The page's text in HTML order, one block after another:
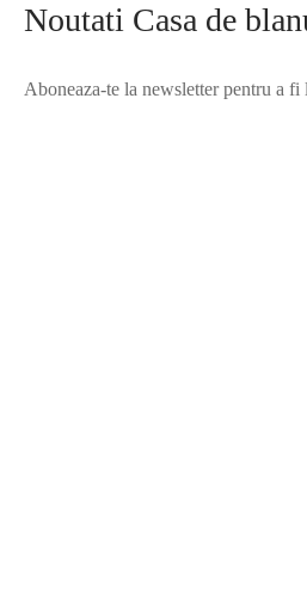
Noutati Casa de
Aboneaza-te la newsletter pentru a fi